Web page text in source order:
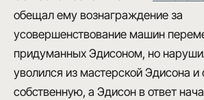
обещал ему вознаграждение за
усовершенствование машин
придуманных Эдисоном, но
уволился из мастерской Эдисона и
собственную, а Эдисон в ответ